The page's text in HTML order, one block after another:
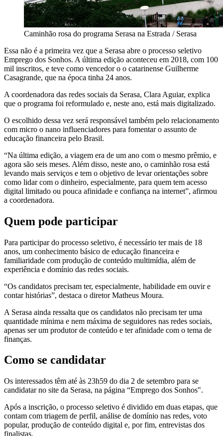
Caminhão rosa do programa Serasa na Estrada / Serasa
Essa não é a primeira vez que a Serasa abre o processo seletivo
Emprego dos Sonhos. A última edição aconteceu em 2018, com 100
mil inscritos, e teve como vencedor o o catarinense Guilherme
Casagrande, que na época tinha 24 anos.
A coordenadora das redes sociais da Serasa, Clara Aguiar, explica
que o programa foi reformulado e, neste ano, está mais digitalizado.
O escolhido dessa vez será responsável também pelo relacionamento
com micro o nano influenciadores para fomentar o assunto de
educação financeira pelo Brasil.
“Na última edição, a viagem era de um ano com o mesmo prêmio, e
agora são seis meses. Além disso, neste ano, o caminhão rosa está
levando mais serviços e tem o objetivo de levar orientações sobre
como lidar com o dinheiro, especialmente, para quem tem acesso
digital limitado ou pouca afinidade e confiança na internet”, afirmou
a coordenadora.
Quem pode participar
Para participar do processo seletivo, é necessário ter mais de 18
anos, um conhecimento básico de educação financeira e
familiaridade com produção de conteúdo multimídia, além de
experiência e domínio das redes sociais.
“Os candidatos precisam ter, especialmente, habilidade em ouvir e
contar histórias”, destaca o diretor Matheus Moura.
A Serasa ainda ressalta que os candidatos não precisam ter uma
quantidade mínima e nem máxima de seguidores nas redes sociais,
apenas ser um produtor de conteúdo e ter afinidade com o tema de
finanças.
Como se candidatar
Os interessados têm até às 23h59 do dia 2 de setembro para se
candidatar no site da Serasa, na página “Emprego dos Sonhos".
Após a inscrição, o processo seletivo é dividido em duas etapas, que
contam com triagem de perfil, análise de domínio nas redes, voto
popular, produção de conteúdo digital e, por fim, entrevistas dos
finalistas.